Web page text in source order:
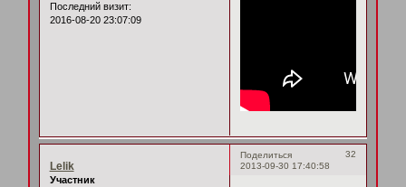
Последний визит:
2016-08-20 23:07:09
Поделиться
32
2013-09-30 17:40:58
Lelik
Участник